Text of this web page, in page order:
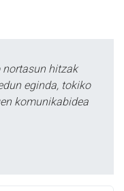
nortasun hitzak
eginda, tokiko
komunikabidea